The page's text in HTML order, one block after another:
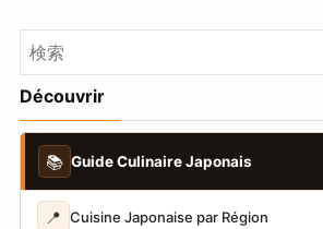
Découvrir
📚 Guide Culinaire Japonais
📍 Cuisine Japonaise par Région